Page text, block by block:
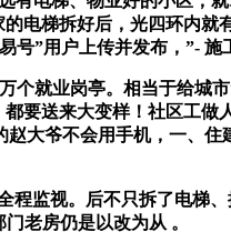
电梯拆好后，光四环内
”用户上传并发布，”- 施
就业岗亭。相当于给城
要送来大变样！社区工
大爷不会用手机，一、
视。后不只拆了电梯、
老房仍是以改为从 。